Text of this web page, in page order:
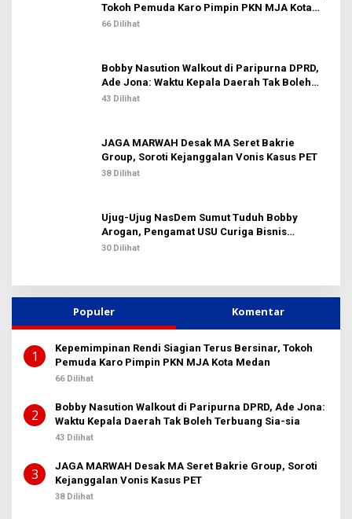
Tokoh Pemuda Karo Pimpin PKN MJA Kota
Medan
66 Dilihat
Bobby Nasution Walkout di Paripurna DPRD,
Ade Jona: Waktu Kepala Daerah Tak Boleh
Terbuang Sia-sia
43 Dilihat
JAGA MARWAH Desak MA Seret Bakrie
Group, Soroti Kejanggalan Vonis Kasus PET
38 Dilihat
Ujug-Ujug NasDem Sumut Tuduh Bobby
Arogan, Pengamat USU Curiga Bisnis
Reklame
30 Dilihat
Populer Komentar
1
Kepemimpinan Rendi Siagian Terus Bersinar, Tokoh
Pemuda Karo Pimpin PKN MJA Kota Medan
66 Dilihat
2
Bobby Nasution Walkout di Paripurna DPRD, Ade Jona:
Waktu Kepala Daerah Tak Boleh Terbuang Sia-sia
43 Dilihat
3
JAGA MARWAH Desak MA Seret Bakrie Group, Soroti
Kejanggalan Vonis Kasus PET
38 Dilihat